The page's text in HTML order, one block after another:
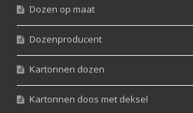
Dozen op maat
Dozenproducent
Kartonnen dozen
Kartonnen doos met deksel